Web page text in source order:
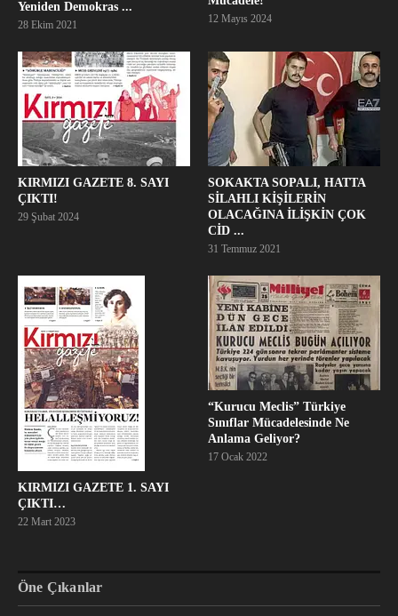
Yeniden Demokras ...
28 Ekim 2021 12 Mayıs 2024
KIRMIZI GAZETE 8. SAYI
ÇIKTI!
29 Şubat 2024
SOKAKTA SOPALI, HATTA
SİLAHLI KİŞİLERİN
OLACAĞINA İLİŞKİN ÇOK
CİD ...
31 Temmuz 2021
KIRMIZI GAZETE 1. SAYI
ÇIKTI…
22 Mart 2023
“Kurucu Meclis” Türkiye
Sınıflar Mücadelesinde Ne
Anlama Geliyor?
17 Ocak 2022
Öne Çıkanlar